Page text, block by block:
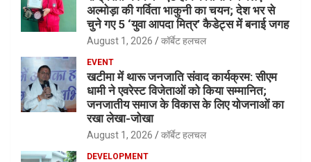
अल्मोड़ा की गर्विता भाकुनी का चयन; देश भर से
चुने गए 5 ‘युवा आपदा मित्र’ कैडेट्स में बनाई जगह
August 1, 2026 कॉर्बेट हलचल
EVENT
खटीमा में थारू जनजाति संवाद कार्यक्रम: सीएम
धामी ने एवरेस्ट विजेताओं को किया सम्मानित;
जनजातीय समाज के विकास के लिए योजनाओं का
रखा लेखा-जोखा
August 1, 2026 कॉर्बेट हलचल
DEVELOPMENT